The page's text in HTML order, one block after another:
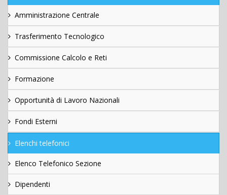
Amministrazione Centrale
Trasferimento Tecnologico
Commissione Calcolo e Reti
Formazione
Opportunità di Lavoro Nazionali
Fondi Esterni
Elenchi telefonici
Elenco Telefonico Sezione
Dipendenti